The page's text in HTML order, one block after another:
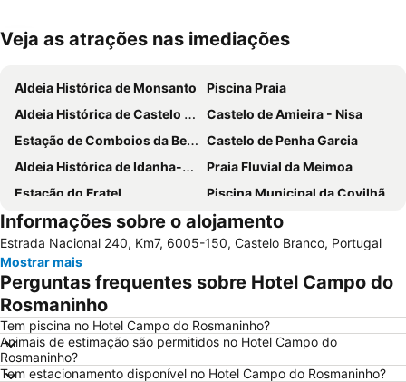
Ampliar mapa
Veja as atrações nas imediações
Aldeia Histórica de Monsanto
Piscina Praia
Aldeia Histórica de Castelo Novo
Castelo de Amieira - Nisa
Estação de Comboios da Beirã
Castelo de Penha Garcia
Aldeia Histórica de Idanha-a-Velha
Praia Fluvial da Meimoa
Estação do Fratel
Piscina Municipal da Covilhã
Fluvial da Fróia
Funicular de Santo André
Barragem Marechal Carmona
Informações sobre o alojamento
Estrada Nacional 240, Km7, 6005-150, Castelo Branco, Portugal
Mostrar mais
Perguntas frequentes sobre Hotel Campo do
Rosmaninho
Tem piscina no Hotel Campo do Rosmaninho?
Animais de estimação são permitidos no Hotel Campo do
Rosmaninho?
Tem estacionamento disponível no Hotel Campo do Rosmaninho?